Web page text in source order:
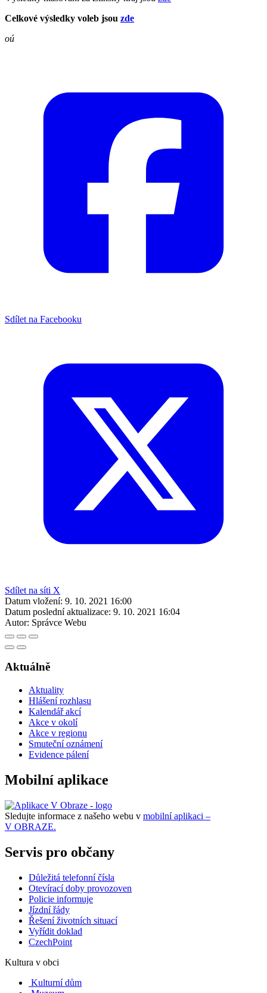
Celkové výsledky voleb jsou zde
oú
Sdílet na Facebooku
Sdílet na síti X
Datum vložení: 9. 10. 2021 16:00
Datum poslední aktualizace: 9. 10. 2021 16:04
Autor: Správce Webu
Aktuálně
Aktuality
Hlášení rozhlasu
Kalendář akcí
Akce v okolí
Akce v regionu
Smuteční oznámení
Evidence pálení
Mobilní aplikace
Sledujte informace z našeho webu v mobilní aplikaci –
V OBRAZE.
Servis pro občany
Důležitá telefonní čísla
Otevírací doby provozoven
Policie informuje
Jízdní řády
Řešení životních situací
Vyřídit doklad
CzechPoint
Kultura v obci
Kulturní dům